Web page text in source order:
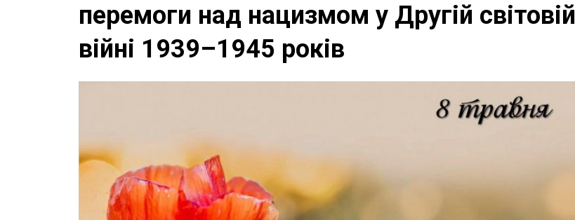
перемоги над нацизмом у Другій світовій
війні 1939–1945 років